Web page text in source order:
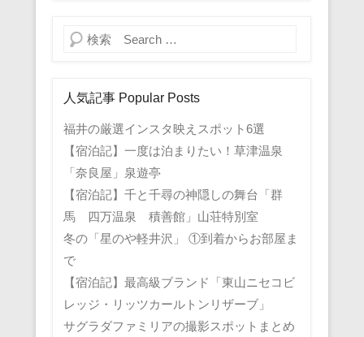
検索
人気記事 Popular Posts
福井の厳選インスタ映えスポット6選
【宿泊記】一度は泊まりたい！草津温泉
「奈良屋」泉遊亭
【宿泊記】千と千尋の神隠しの舞台「群
馬 四万温泉 積善館」山荘特別室
冬の「星のや軽井沢」 ①到着からお部屋ま
で
【宿泊記】最高級ブランド「東山ニセコビ
レッジ・リッツカールトンリザーブ」
サグラダファミリアの撮影スポットまとめ